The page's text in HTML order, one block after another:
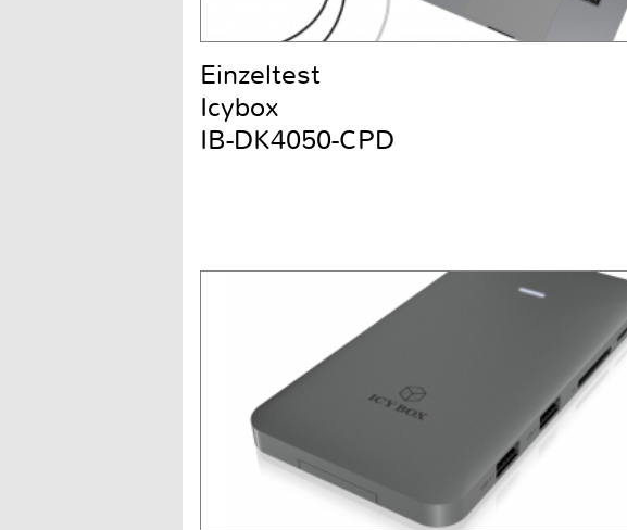
Einzeltest
Icybox
IB-DK4050-CPD